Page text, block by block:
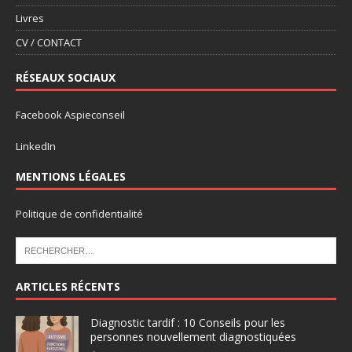
Livres
CV / CONTACT
RÉSEAUX SOCIAUX
Facebook Aspieconseil
LinkedIn
MENTIONS LÉGALES
Politique de confidentialité
ARTICLES RÉCENTS
Diagnostic tardif : 10 Conseils pour les
personnes nouvellement diagnostiquées